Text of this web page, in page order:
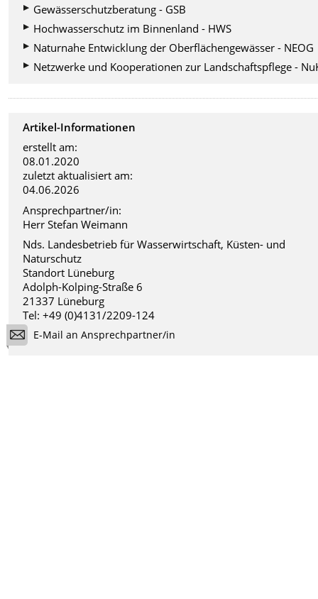
Gewässerschutzberatung - GSB
Hochwasserschutz im Binnenland - HWS
Naturnahe Entwicklung der Oberflächengewässer - NEOG
Netzwerke und Kooperationen zur Landschaftspflege -
Artikel-Informationen
erstellt am:
08.01.2020
zuletzt aktualisiert am:
04.06.2026
Ansprechpartner/in:
Herr Stefan Weimann
Nds. Landesbetrieb für Wasserwirtschaft, Küsten- und
Naturschutz
Standort Lüneburg
Adolph-Kolping-Straße 6
21337 Lüneburg
Tel: +49 (0)4131/2209-124
E-Mail an Ansprechpartner/in